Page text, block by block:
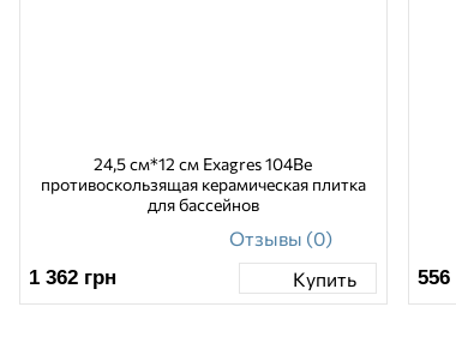
24,5 см*12 см Exagres 104Be
противоскользящая керамическая плитка
для бассейнов
Отзывы (0)
1 362 грн Купить
556